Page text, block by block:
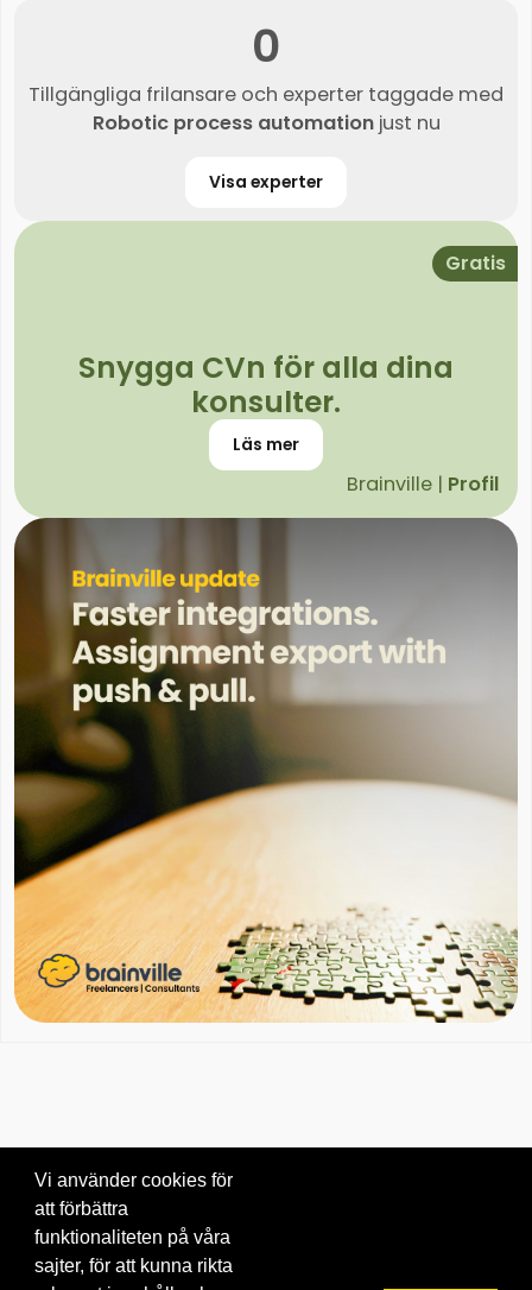
0
Tillgängliga frilansare och experter taggade med
Robotic process automationjust nu
Visa experter
Gratis
Snygga CVn för alla dina
konsulter.
Läs mer
Brainville | Profil
© 2026 Brainville AB. |Villkor för tjänsten
Vi använder cookies för
att förbättra
funktionaliteten på våra
sajter, för att kunna rikta